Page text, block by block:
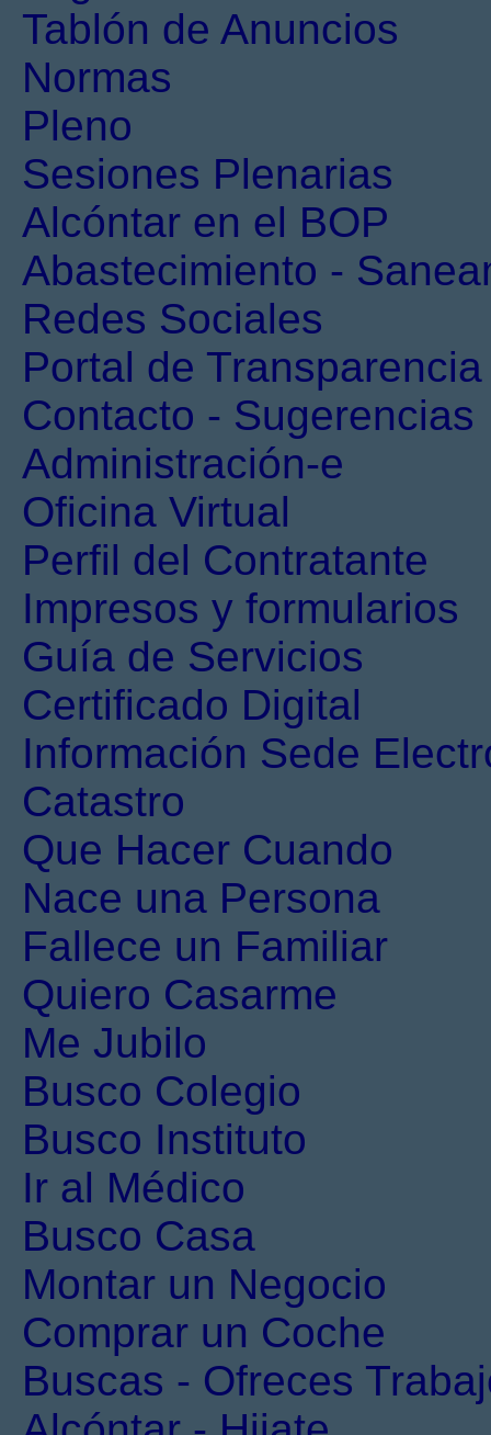
Tablón de Anuncios
Normas
Pleno
Sesiones Plenarias
Alcóntar en el BOP
Abastecimiento -
Redes Sociales
Portal de Transparencia
Contacto - Sugerencias
Administración-e
Oficina Virtual
Perfil del Contratante
Impresos y formularios
Guía de Servicios
Certificado Digital
Información Sede
Catastro
Que Hacer Cuando
Nace una Persona
Fallece un Familiar
Quiero Casarme
Me Jubilo
Busco Colegio
Busco Instituto
Ir al Médico
Busco Casa
Montar un Negocio
Comprar un Coche
Buscas - Ofreces